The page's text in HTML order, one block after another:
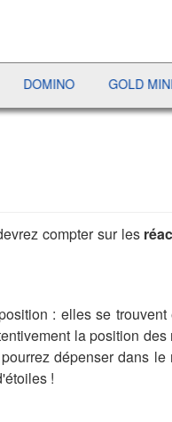
GOLD MINE
compter sur les
: elles se trouvent
la position des
dépenser dans le
!